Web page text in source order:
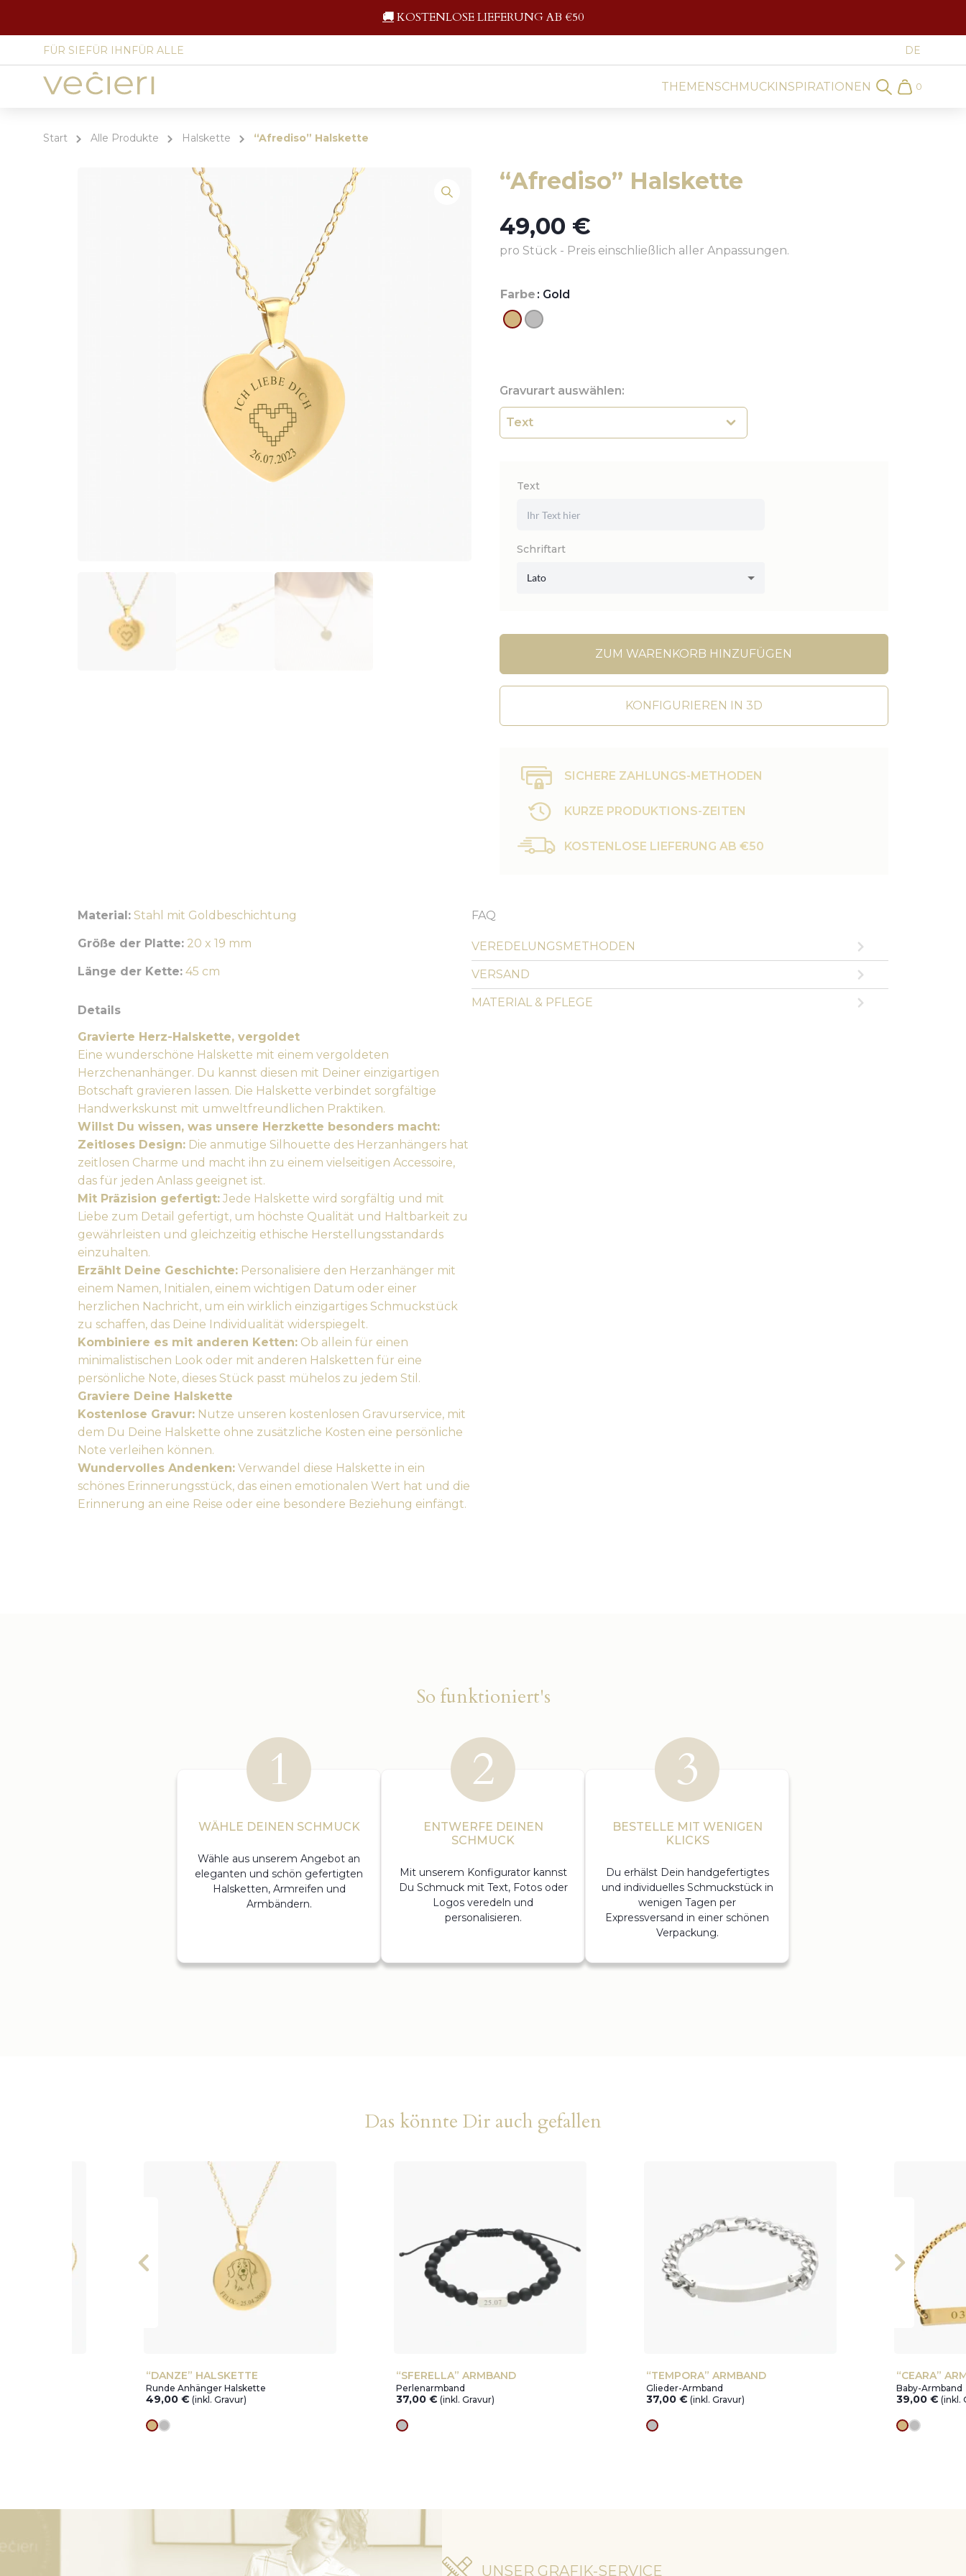
🚚KOSTENLOSE LIEFERUNG AB €50
FÜR SIEFÜR IHN FÜR ALLE
Site
language
select
THEMENSCHMUCKINSPIRATIONEN Search
Cart
0
Start Alle Produkte Halskette “Afrediso” Halskette
“Afrediso” Halskette
49,00 €
pro Stück - Preis einschließlich aller Anpassungen.
Farbe : Gold
Gravurart auswählen:
Text
Schriftart
Lato
ZUM WARENKORB HINZUFÜGEN
KONFIGURIEREN IN 3D
SICHERE ZAHLUNGS-METHODEN
KURZE PRODUKTIONS-ZEITEN
KOSTENLOSE LIEFERUNG AB €50
Material: Stahl mit Goldbeschichtung
Größe der Platte: 20 x 19 mm
Länge der Kette: 45 cm
Details
Gravierte Herz-Halskette, vergoldet
Eine wunderschöne Halskette mit einem vergoldeten
Herzchenanhänger. Du kannst diesen mit Deiner einzigartigen
Botschaft gravieren lassen. Die Halskette verbindet sorgfältige
Handwerkskunst mit umweltfreundlichen Praktiken.
Willst Du wissen, was unsere Herzkette besonders macht:
Zeitloses Design: Die anmutige Silhouette des Herzanhängers hat
zeitlosen Charme und macht ihn zu einem vielseitigen Accessoire,
das für jeden Anlass geeignet ist.
Mit Präzision gefertigt: Jede Halskette wird sorgfältig und mit
Liebe zum Detail gefertigt, um höchste Qualität und Haltbarkeit zu
gewährleisten und gleichzeitig ethische Herstellungsstandards
einzuhalten.
Erzählt Deine Geschichte: Personalisiere den Herzanhänger mit
einem Namen, Initialen, einem wichtigen Datum oder einer
herzlichen Nachricht, um ein wirklich einzigartiges Schmuckstück
zu schaffen, das Deine Individualität widerspiegelt.
Kombiniere es mit anderen Ketten: Ob allein für einen
minimalistischen Look oder mit anderen Halsketten für eine
persönliche Note, dieses Stück passt mühelos zu jedem Stil.
Graviere Deine Halskette
Kostenlose Gravur: Nutze unseren kostenlosen Gravurservice, mit
dem Du Deine Halskette ohne zusätzliche Kosten eine persönliche
Note verleihen können.
Wundervolles Andenken: Verwandel diese Halskette in ein
schönes Erinnerungsstück, das einen emotionalen Wert hat und die
Erinnerung an eine Reise oder eine besondere Beziehung einfängt.
FAQ
VEREDELUNGSMETHODEN
VERSAND
MATERIAL & PFLEGE
So funktioniert's
WÄHLE DEINEN SCHMUCK
Wähle aus unserem Angebot an
eleganten und schön gefertigten
Halsketten, Armreifen und
Armbändern.
ENTWERFE DEINEN
SCHMUCK
Mit unserem Konfigurator kannst
Du Schmuck mit Text, Fotos oder
Logos veredeln und
personalisieren.
BESTELLE MIT WENIGEN
KLICKS
Du erhälst Dein handgefertigtes
und individuelles Schmuckstück in
wenigen Tagen per
Expressversand in einer schönen
Verpackung.
Das könnte Dir auch gefallen
“DANZE” HALSKETTE
Runde Anhänger Halskette
49,00 € (inkl. Gravur)
Goldes
silver
“SFERELLA” ARMBAND
Perlenarmband
37,00 € (inkl. Gravur)
silver
“TEMPORA” ARMBAND
Glieder-Armband
37,00 € (inkl. Gravur)
silver
“CEARA”
Baby-Armband
39,00 € (inkl.
Goldes
silver
UNSER GRAFIK-SERVICE